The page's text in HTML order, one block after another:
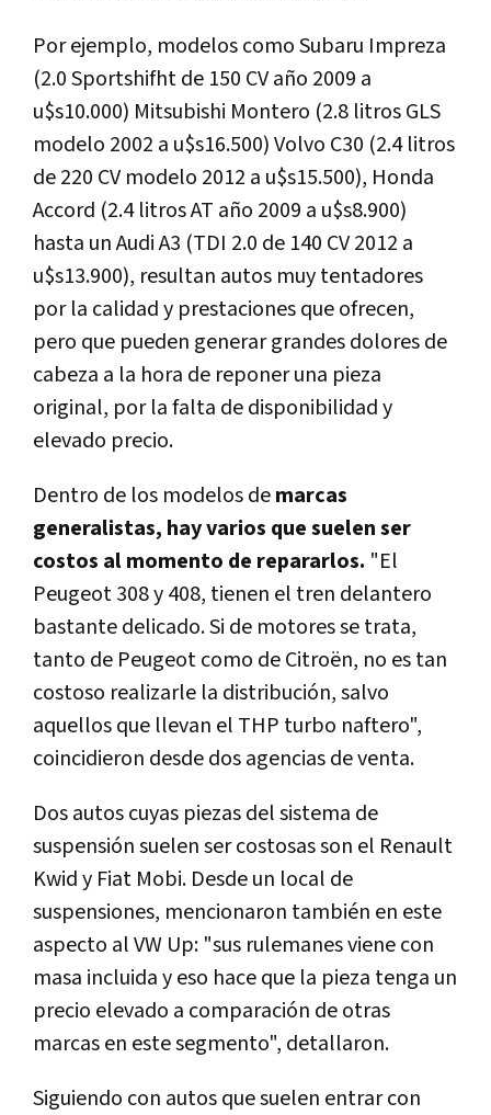
Por ejemplo, modelos como Subaru Impreza
(2.0 Sportshifht de 150 CV año 2009 a
u$s10.000) Mitsubishi Montero (2.8 litros GLS
modelo 2002 a u$s16.500) Volvo C30 (2.4 litros
de 220 CV modelo 2012 a u$s15.500), Honda
Accord (2.4 litros AT año 2009 a u$s8.900)
hasta un Audi A3 (TDI 2.0 de 140 CV 2012 a
u$s13.900), resultan autos muy tentadores
por la calidad y prestaciones que ofrecen,
pero que pueden generar grandes dolores de
cabeza a la hora de reponer una pieza
original, por la falta de disponibilidad y
elevado precio.
Dentro de los modelos demarcas
generalistas, hay varios que suelen ser
costos al momento de repararlos. "El
Peugeot 308 y 408, tienen el tren delantero
bastante delicado. Si de motores se trata,
tanto de Peugeot como de Citroën, no es tan
costoso realizarle la distribución, salvo
aquellos que llevan el THP turbo naftero",
coincidieron desde dos agencias de venta.
Dos autos cuyas piezas del sistema de
suspensión suelen ser costosas son el Renault
Kwid y Fiat Mobi. Desde un local de
suspensiones, mencionaron también en este
aspecto al VW Up: "sus rulemanes viene con
masa incluida y eso hace que la pieza tenga un
precio elevado a comparación de otras
marcas en este segmento", detallaron.
Siguiendo con autos que suelen entrar con